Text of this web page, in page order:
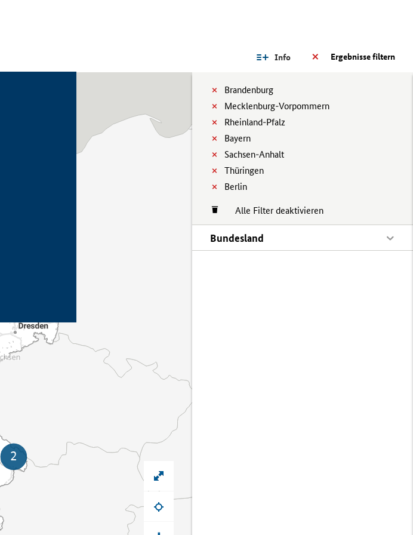
Ergebnisse filtern
Info
Brandenburg
Mecklenburg-Vorpommern
Rheinland-Pfalz
Bayern
Sachsen-Anhalt
Thüringen
Berlin
Alle Filter deaktivieren
Bundesland